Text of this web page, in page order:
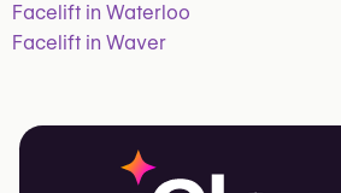
Facelift in Waterloo
Facelift in Waver